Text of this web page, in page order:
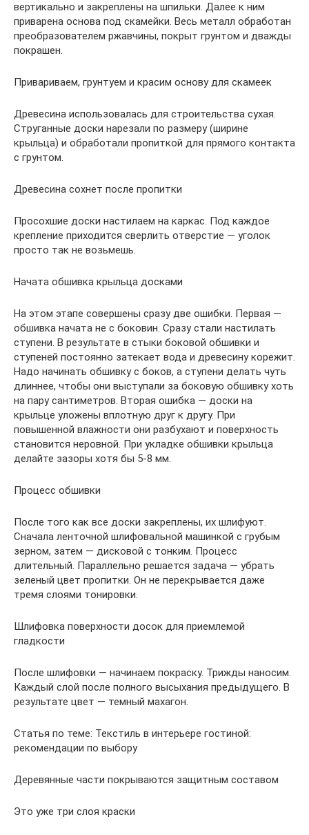
вертикально и закреплены на шпильки. Далее к ним
приварена основа под скамейки. Весь металл обработан
преобразователем ржавчины, покрыт грунтом и дважды
покрашен.
Привариваем, грунтуем и красим основу для скамеек
Древесина использовалась для строительства сухая.
Струганные доски нарезали по размеру (ширине
крыльца) и обработали пропиткой для прямого контакта
с грунтом.
Древесина сохнет после пропитки
Просохшие доски настилаем на каркас. Под каждое
крепление приходится сверлить отверстие — уголок
просто так не возьмешь.
Начата обшивка крыльца досками
На этом этапе совершены сразу две ошибки. Первая —
обшивка начата не с боковин. Сразу стали настилать
ступени. В результате в стыки боковой обшивки и
ступеней постоянно затекает вода и древесину корежит.
Надо начинать обшивку с боков, а ступени делать чуть
длиннее, чтобы они выступали за боковую обшивку хоть
на пару сантиметров. Вторая ошибка — доски на
крыльце уложены вплотную друг к другу. При
повышенной влажности они разбухают и поверхность
становится неровной. При укладке обшивки крыльца
делайте зазоры хотя бы 5-8 мм.
Процесс обшивки
После того как все доски закреплены, их шлифуют.
Сначала ленточной шлифовальной машинкой с грубым
зерном, затем — дисковой с тонким. Процесс
длительный. Параллельно решается задача — убрать
зеленый цвет пропитки. Он не перекрывается даже
тремя слоями тонировки.
Шлифовка поверхности досок для приемлемой
гладкости
После шлифовки — начинаем покраску. Трижды наносим.
Каждый слой после полного высыхания предыдущего. В
результате цвет — темный махагон.
Статья по теме: Текстиль в интерьере гостиной:
рекомендации по выбору
Деревянные части покрываются защитным составом
Это уже три слоя краски